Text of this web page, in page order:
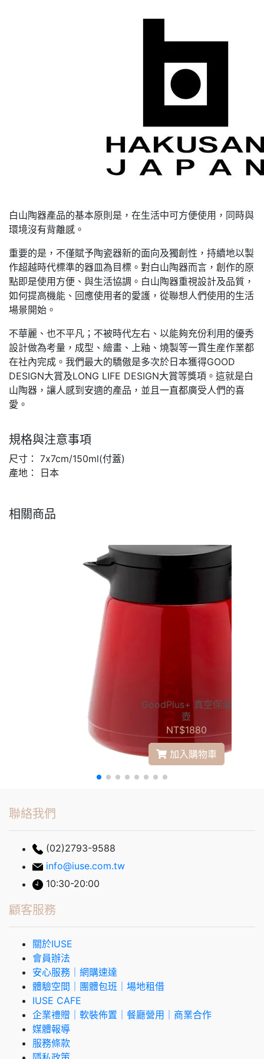
白山陶器產品的基本原則是，在生活中可方便使用，同時與
環境沒有背離感。
重要的是，不僅賦予陶瓷器新的面向及獨創性，持續地以製
作超越時代標準的器皿為目標。對白山陶器而言，創作的原
點即是使用方便、與生活協調。白山陶器重視設計及品質，
如何提高機能、回應使用者的愛護，從聯想人們使用的生活
場景開始。
不華麗、也不平凡；不被時代左右、以能夠充份利用的優秀
設計做為考量，成型、繪畫、上釉、燒製等一貫生産作業都
在社內完成。我們最大的驕傲是多次於日本獲得GOOD
DESIGN大賞及LONG LIFE DESIGN大賞等獎項。這就是白
山陶器，讓人感到安適的產品，並且一直都廣受人們的喜
愛。
規格與注意事項
尺寸： 7x7cm/150ml(付蓋)
產地： 日本
相關商品
日本 薰山工房│南部
NT$67500
GoodPlus+ 真空保溫
壺
NT$1880
加入購物車
聯絡我們
(02)2793-9588
info@iuse.com.tw
10:30-20:00
顧客服務
關於IUSE
會員辦法
安心服務｜網購速達
體驗空間｜團體包班｜場地租借
IUSE CAFE
企業禮贈｜軟裝佈置｜餐廳營用｜商業合作
媒體報導
服務條款